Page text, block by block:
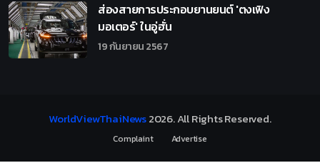
ส่องสายการประกอบยานยนต์ 'ตงเฟิง
มอเตอร์' ในอู่ฮั่น
19 กันยายน 2567
WorldViewThaiNews2026. All Rights Reserved.
Complaint Advertise